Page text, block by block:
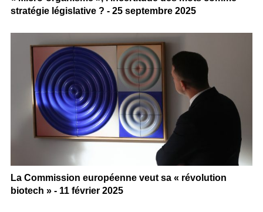
stratégie législative ? - 25 septembre 2025
La Commission européenne veut sa « révolution
biotech » - 11 février 2025